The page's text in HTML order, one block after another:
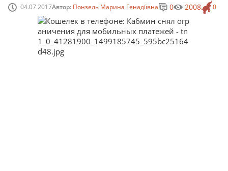
04.07.2017Автор: Понзель Марина Генадіївна 0
0 2008